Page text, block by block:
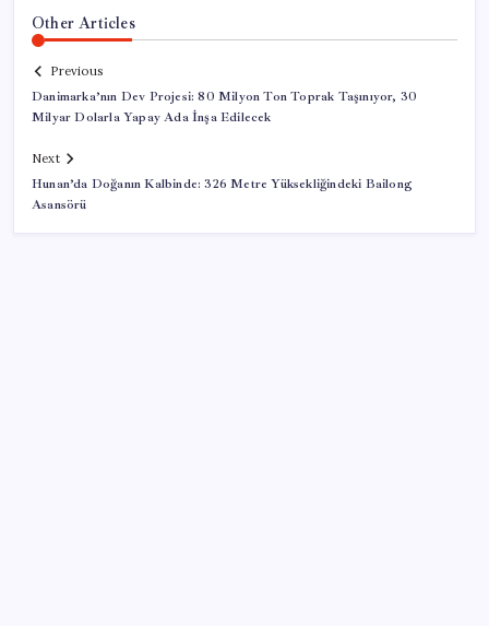
Other Articles
Previous
Danimarka’nın Dev Projesi: 80 Milyon Ton Toprak Taşınıyor, 30
Milyar Dolarla Yapay Ada İnşa Edilecek
Next
Hunan’da Doğanın Kalbinde: 326 Metre Yüksekliğindeki Bailong
Asansörü